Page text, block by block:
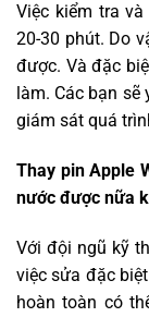
Việc kiểm tra
20-30 phút. Do
được. Và đặc
làm. Các bạn
giám sát quá
Thay pin Apple
nước được nữa
Với đội ngũ kỹ
việc sửa đặc
hoàn toàn có